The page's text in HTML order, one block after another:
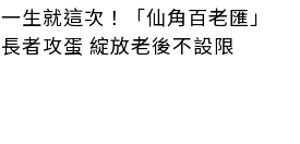
一生就這次！「仙角百老匯」
長者攻蛋 綻放老後不設限